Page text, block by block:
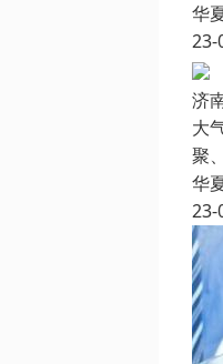
华
23-
济
大
聚
华
23-